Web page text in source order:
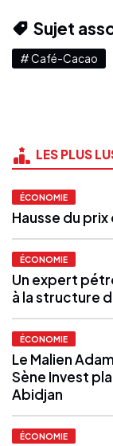
Sujet
# Café-Cacao
LES PLUS
ÉCONOMIE
Hausse du
ÉCONOMIE
Un expert
à la structure
ÉCONOMIE
Le Malien
Sène Invest
Abidjan
ÉCONOMIE